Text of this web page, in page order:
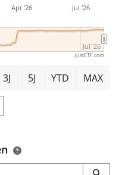
Apr '26 Jul '26
Jul '26
justETF.com
3J 5J YTD MAX